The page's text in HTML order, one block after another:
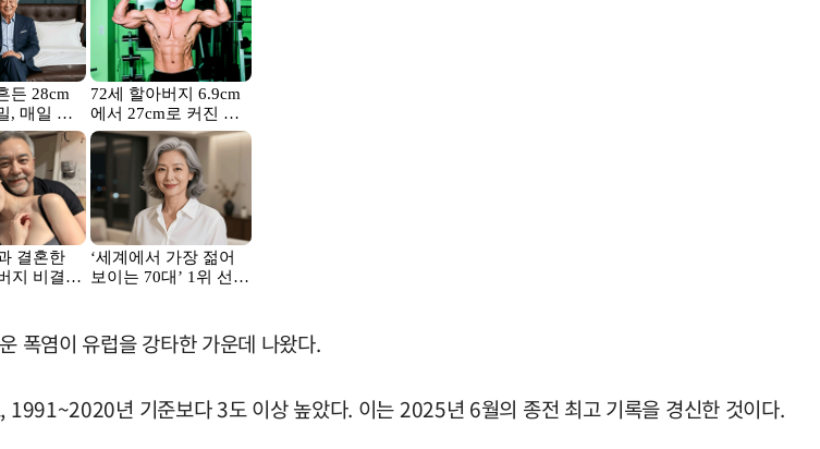
폭염이 유럽을 강타한 가운데 나왔다.
년 기준보다 3도 이상 높았다. 이는 2025년 6월의 종전 최고 기록을 경신한 것이다.